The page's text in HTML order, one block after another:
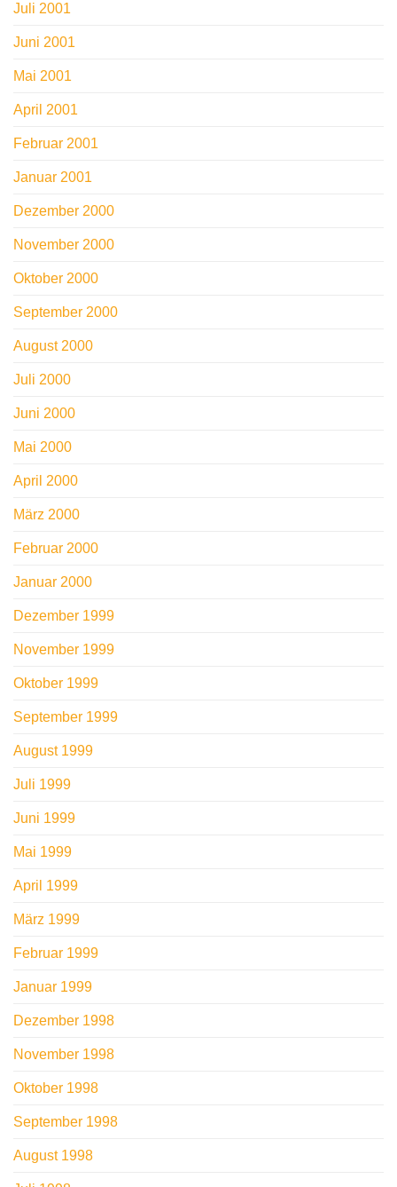
Juli 2001
Juni 2001
Mai 2001
April 2001
Februar 2001
Januar 2001
Dezember 2000
November 2000
Oktober 2000
September 2000
August 2000
Juli 2000
Juni 2000
Mai 2000
April 2000
März 2000
Februar 2000
Januar 2000
Dezember 1999
November 1999
Oktober 1999
September 1999
August 1999
Juli 1999
Juni 1999
Mai 1999
April 1999
März 1999
Februar 1999
Januar 1999
Dezember 1998
November 1998
Oktober 1998
September 1998
August 1998